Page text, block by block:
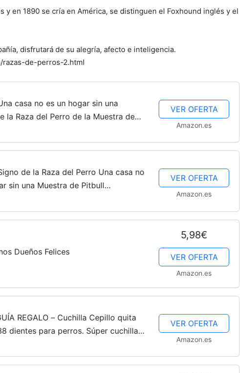
y en 1890 se cría en América, se distinguen el Foxhound inglés y el
disfrutará de su alegría, afecto e inteligencia.
razas-de-perros-2.html
casa no es un hogar sin una
la Raza del Perro de la Muestra de
VER OFERTA
Amazon.es
de la Raza del Perro Una casa no
sin una Muestra de Pitbull
10")
VER OFERTA
Amazon.es
Dueños Felices
5,98€
VER OFERTA
Amazon.es
REGALO – Cuchilla Cepillo quita
dientes para perros. Súper cuchilla
VER OFERTA
Amazon.es